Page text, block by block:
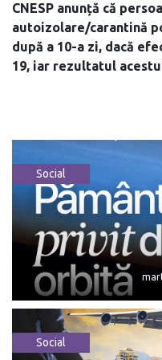
CNESP anunță că
autoizolare/carantină
după a 10-a zi, dacă
19, iar rezultatul
Social
Social